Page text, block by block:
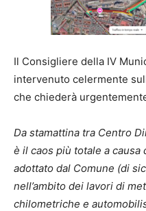
Il Consigliere della IV
intervenuto celermente
che chiederà
Da stamattina tra Centro
è il caos più totale a
adottato dal Comune (di
nell’ambito dei lavori di
chilometriche e